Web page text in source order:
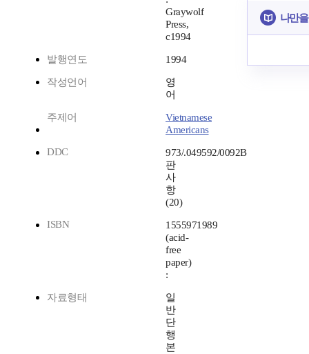
Graywolf
Press,
c1994
발행연도 1994
작성언어
영
어
주제어
Vietnamese
Americans
DDC
973/.049592/0092B
판
사
항
(20)
ISBN
1555971989
(acid-
free
paper)
:
자료형태
일
반
단
행
본
나만